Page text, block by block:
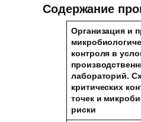
Содержание
Организация и
контроля в
лабораторий.
критических
точек и
риски